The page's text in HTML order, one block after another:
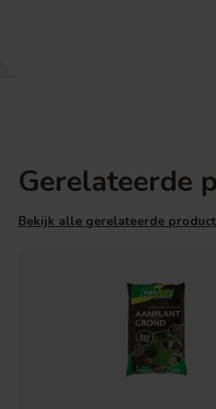
Gerelateerde
Bekijk alle gerelateerde